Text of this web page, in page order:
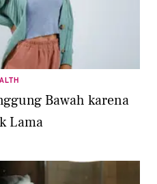
Bawah karena
Lama